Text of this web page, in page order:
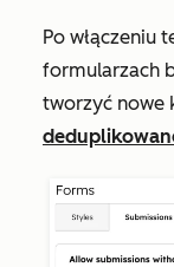
Po włączeniu
formularzach
tworzyć nowe